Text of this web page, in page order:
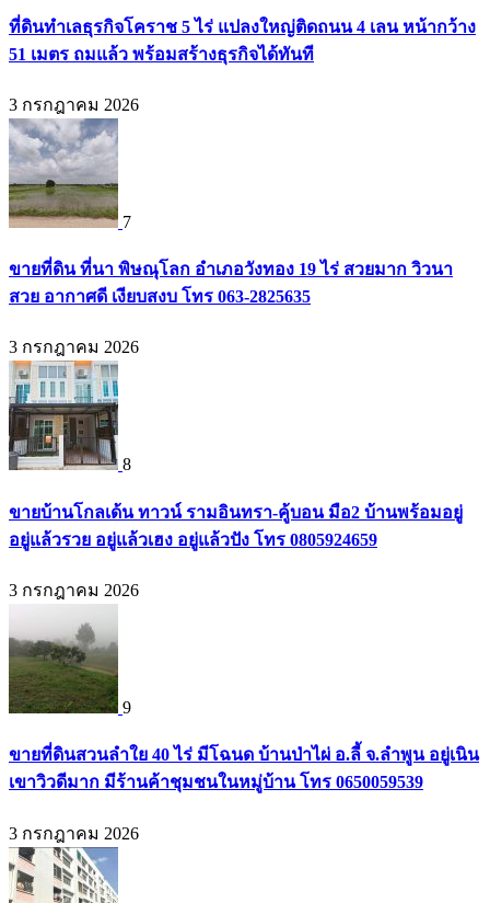
ที่ดินทำเลธุรกิจโคราช 5 ไร่ แปลงใหญ่ติดถนน 4 เลน หน้ากว้าง
51 เมตร ถมแล้ว พร้อมสร้างธุรกิจได้ทันที
3 กรกฎาคม 2026
7
ขายที่ดิน ที่นา พิษณุโลก อำเภอวังทอง 19 ไร่ สวยมาก วิวนา
สวย อากาศดี เงียบสงบ โทร 063-2825635
3 กรกฎาคม 2026
8
ขายบ้านโกลเด้น ทาวน์ รามอินทรา-คู้บอน มือ2 บ้านพร้อมอยู่
อยู่แล้วรวย อยู่แล้วเฮง อยู่แล้วปัง โทร 0805924659
3 กรกฎาคม 2026
9
ขายที่ดินสวนลำใย 40 ไร่ มีโฉนด บ้านป่าไผ่ อ.ลี้ จ.ลำพูน อยู่เนิน
เขาวิวดีมาก มีร้านค้าชุมชนในหมู่บ้าน โทร 0650059539
3 กรกฎาคม 2026